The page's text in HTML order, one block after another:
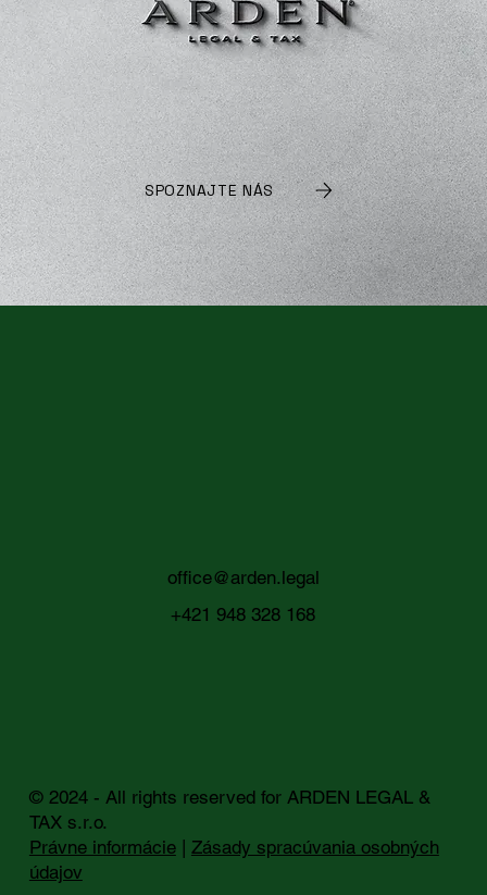
SPOZNAJTE NÁS
office@arden.legal
+421 948 328 168
© 2024 - All rights reserved for ARDEN LEGAL &
TAX s.r.o.
Právne informácie| Zásady spracúvania osobných
údajov